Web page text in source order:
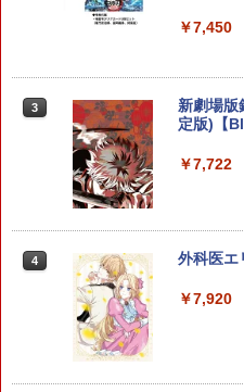
ダービ
P-AB73A
コーエー
【
ウジョウ]
ンス
かけだし
士のスタ
￥6,526
【特典
uls(【早
リ炎陽譚
- PSVita
￥1,387
国
￥2,820
5
マラソン
￥7,450
3
新劇場版
定版)【
￥7,722
4 外科医
￥7,920